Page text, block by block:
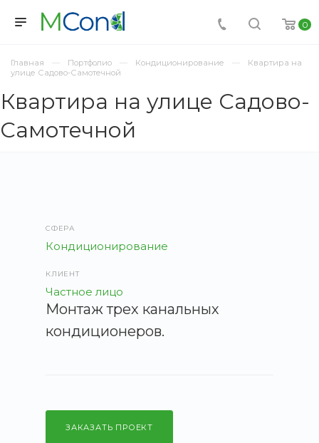
0
Главная Портфолио Кондиционирование
Квартира на
улице Садово-Самотечной
Квартира на улице Садово-
Самотечной
СФЕРА
Кондиционирование
КЛИЕНТ
Частное лицо
Монтаж трех канальных
кондиционеров.
ЗАКАЗАТЬ ПРОЕКТ